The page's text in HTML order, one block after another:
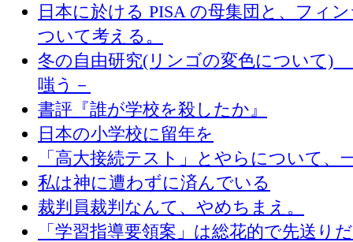
日本に於ける PISA の母集団と、フィ
ついて考える。
冬の自由研究(リンゴの変色について)
嗤う－
書評『誰が学校を殺したか』
日本の小学校に留年を
「高大接続テスト」とやらについて、
私は神に遭わずに済んでいる
裁判員裁判なんて、やめちまえ。
「学習指導要領案」は総花的で先送り